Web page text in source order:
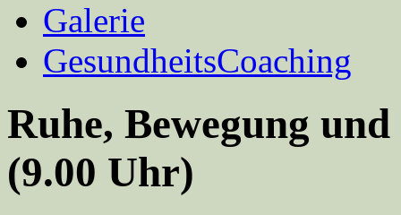
Galerie
GesundheitsCoaching
Ruhe, Bewegung
(9.00 Uhr)